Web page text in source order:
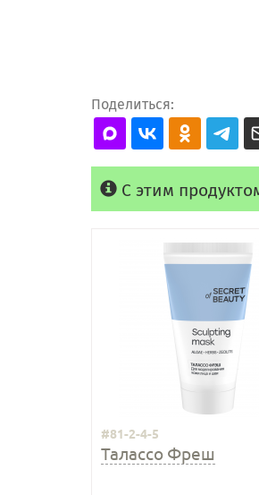
Поделиться:
С этим
#81-2-4-5
Талассо Фреш